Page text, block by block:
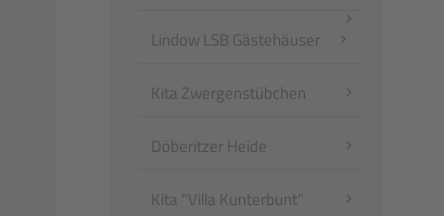
Lindow LSB Gästehäuser
Kita Zwergenstübchen
Döberitzer Heide
Kita "Villa Kunterbunt"